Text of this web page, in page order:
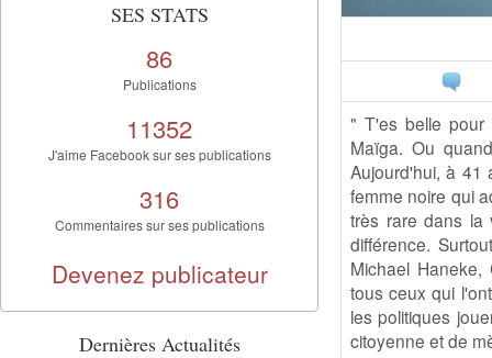
" T'es belle pour
Maïga. Ou
Aujourd'hui, à 41
femme noire qui
très rare dans la
différence.
Michael
tous ceux qui
les politiques
citoyenne et de
SES STATS
86
Publications
11352
J'aime Facebook sur ses publications
316
Commentaires sur ses publications
Devenez publicateur
Dernières Actualités